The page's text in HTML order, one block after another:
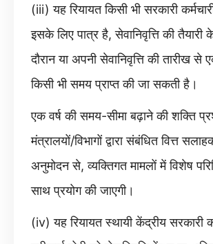
(iii) यह रियायत किसी भी सरकारी कर्मचारी
इसके लिए पात्र है, सेवानिवृत्ति की
दौरान या अपनी सेवानिवृत्ति की तारीख से
किसी भी समय प्राप्त की जा सकती है।
एक वर्ष की समय-सीमा बढ़ाने की शक्ति
मंत्रालयों/विभागों द्वारा संबंधित वित्त
अनुमोदन से, व्यक्तिगत मामलों में विशेष
साथ प्रयोग की जाएगी।
(iv) यह रियायत स्थायी केंद्रीय सरकारी